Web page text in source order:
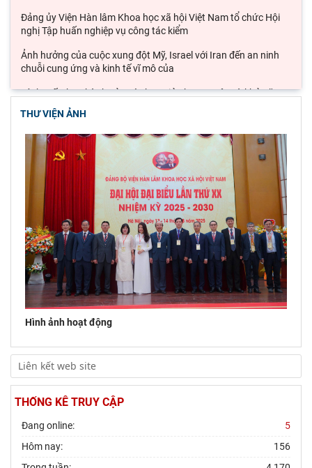
Đảng ủy Viện Hàn lâm Khoa học xã hội Việt Nam tổ chức Hội
nghị Tập huấn nghiệp vụ công tác kiểm
Ảnh hưởng của cuộc xung đột Mỹ, Israel với Iran đến an ninh
chuỗi cung ứng và kinh tế vĩ mô của
Lý thuyết thực hành của các học giả phương Tây và khả năng
ứng dụng vào phát triển du lịch cộng
thực tế tại thành phố Hồ Chí Minh
Hội thảo khoa học quốc gia “Danh nhân văn hóa Lê Quý Đôn -
Di sản và giá trị thời đại”
THƯ VIỆN ẢNH
Hình ảnh hoạt động
THỐNG KÊ TRUY CẬP
Đang online:
5
Hôm nay:
156